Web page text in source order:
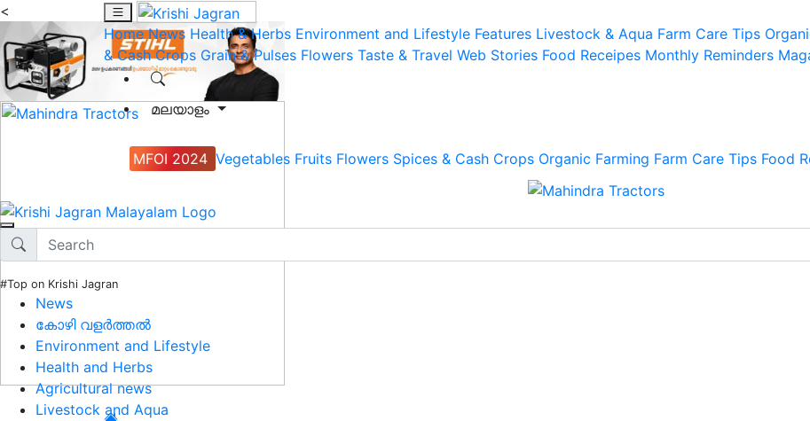
<
Home News Health & Herbs Environment and Lifestyle Features Livestock & Aqua Farm Care Tips
& Cash Crops Grain & Pulses Flowers Taste & Travel Web Stories Food Receipes Monthly Reminders
മലയാളം
MFOI 2024 Vegetables Fruits Flowers Spices & Cash Crops Organic Farming Farm Care Tips Food
#Top on Krishi Jagran
News
കോഴി വളർത്തൽ
Environment and Lifestyle
Health and Herbs
Agricultural news
Livestock and Aqua